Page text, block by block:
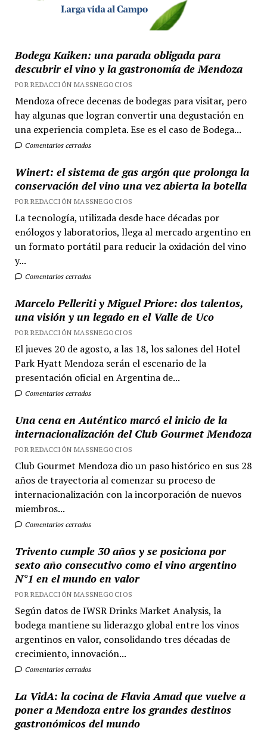
Bodega Kaiken: una parada obligada para
descubrir el vino y la gastronomía de Mendoza
POR REDACCIÓN MASSNEGOCIOS
Mendoza ofrece decenas de bodegas para visitar, pero
hay algunas que logran convertir una degustación en
una experiencia completa. Ese es el caso de Bodega...
Comentarios cerrados
Winert: el sistema de gas argón que prolonga la
conservación del vino una vez abierta la botella
POR REDACCIÓN MASSNEGOCIOS
La tecnología, utilizada desde hace décadas por
enólogos y laboratorios, llega al mercado argentino en
un formato portátil para reducir la oxidación del vino
y...
Comentarios cerrados
Marcelo Pelleriti y Miguel Priore: dos talentos,
una visión y un legado en el Valle de Uco
POR REDACCIÓN MASSNEGOCIOS
El jueves 20 de agosto, a las 18, los salones del Hotel
Park Hyatt Mendoza serán el escenario de la
presentación oficial en Argentina de...
Comentarios cerrados
Una cena en Auténtico marcó el inicio de la
internacionalización del Club Gourmet Mendoza
POR REDACCIÓN MASSNEGOCIOS
Club Gourmet Mendoza dio un paso histórico en sus 28
años de trayectoria al comenzar su proceso de
internacionalización con la incorporación de nuevos
miembros...
Comentarios cerrados
Trivento cumple 30 años y se posiciona por
sexto año consecutivo como el vino argentino
N°1 en el mundo en valor
POR REDACCIÓN MASSNEGOCIOS
Según datos de IWSR Drinks Market Analysis, la
bodega mantiene su liderazgo global entre los vinos
argentinos en valor, consolidando tres décadas de
crecimiento, innovación...
Comentarios cerrados
La VidA: la cocina de Flavia Amad que vuelve a
poner a Mendoza entre los grandes destinos
gastronómicos del mundo